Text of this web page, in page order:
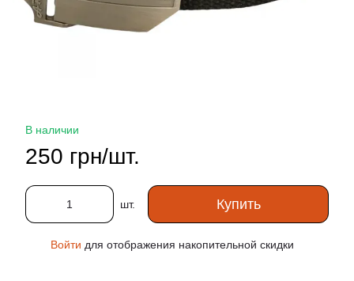
В наличии
250 грн/шт.
шт. Купить
Войти для отображения накопительной скидки